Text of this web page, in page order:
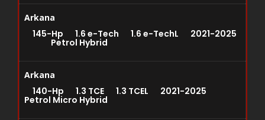
Arkana
145-Hp 1.6 e-Tech 1.6 e-TechL 2021-2025
Petrol Hybrid
Arkana
140-Hp 1.3 TCE 1.3 TCEL 2021-2025
Petrol Micro Hybrid